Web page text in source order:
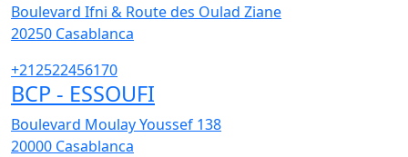
Boulevard Ifni & Route des Oulad Ziane
20250 Casablanca
+212522456170
BCP - ESSOUFI
Boulevard Moulay Youssef 138
20000 Casablanca